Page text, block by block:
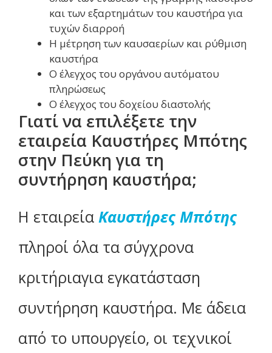
και των εξαρτημάτων του καυστήρα για
τυχών διαρροή
Η μέτρηση των καυσαερίων και ρύθμιση
καυστήρα
Ο έλεγχος του οργάνου αυτόματου
πληρώσεως
Ο έλεγχος του δοχείου διαστολής
Γιατί να επιλέξετε την
εταιρεία Καυστήρες Μπότης
στην Πεύκη για τη
συντήρηση καυστήρα;
Η εταιρεία Καυστήρες Μπότης
πληροί όλα τα σύγχρονα
κριτήριαγια εγκατάσταση
συντήρηση καυστήρα. Με άδεια
από το υπουργείο, οι τεχνικοί